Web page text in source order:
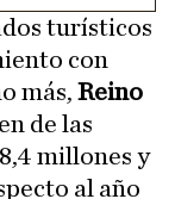
turísticos
con
más, Reino
de las
millones y
al año